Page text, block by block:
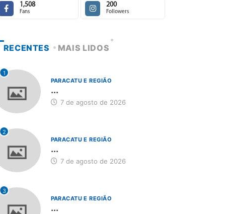
1,508
Fans
200
Followers
RECENTES MAIS LIDOS
1
PARACATU E REGIÃO
...
7 de agosto de 2026
2
PARACATU E REGIÃO
...
7 de agosto de 2026
3
PARACATU E REGIÃO
...